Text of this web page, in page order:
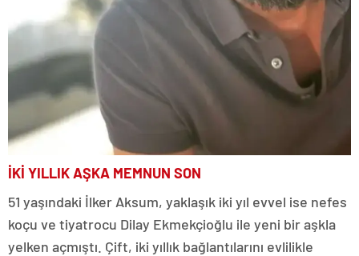
İKİ YILLIK AŞKA MEMNUN SON
51 yaşındaki İlker Aksum, yaklaşık iki yıl evvel ise nefes
koçu ve tiyatrocu Dilay Ekmekçioğlu ile yeni bir aşkla
yelken açmıştı. Çift, iki yıllık bağlantılarını evlilikle